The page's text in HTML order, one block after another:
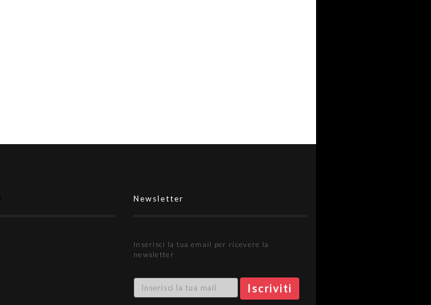
Newsletter
Inserisci la tua email per ricevere la
newsletter